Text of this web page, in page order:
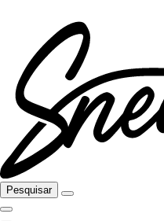
Pesquisar